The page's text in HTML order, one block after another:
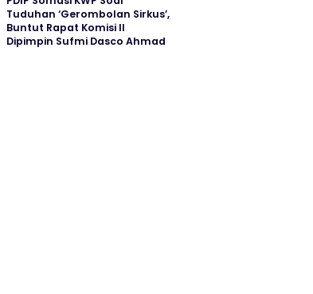
Tuduhan ‘Gerombolan Sirkus’,
Buntut Rapat Komisi II
Dipimpin Sufmi Dasco Ahmad